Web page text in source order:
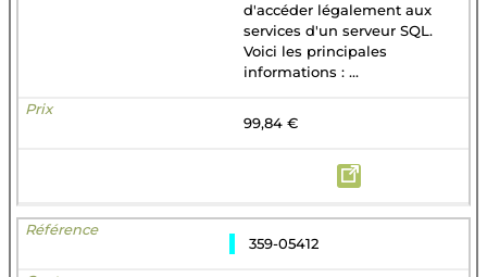
d'accéder légalement aux
services d'un serveur SQL.
Voici les principales
informations : ...
99,84 €
359-05412